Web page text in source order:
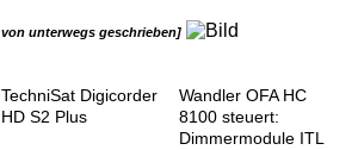
unterwegs geschrieben]
TechniSat Digicorder
HD S2 Plus
Wandler OFA HC
8100 steuert:
Dimmermodule ITL